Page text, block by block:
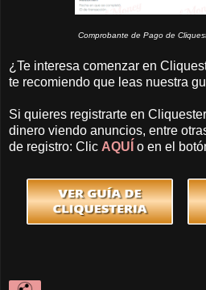
Comprobante de Pago de
¿Te interesa comenzar en
te recomiendo que leas nuestra
Si quieres registrarte en
dinero viendo anuncios, entre
de registro: Clic AQUÍ o en el